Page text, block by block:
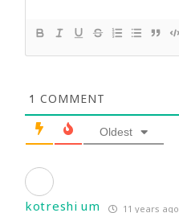
1 COMMENT
Oldest
kotreshi um 11 years ago